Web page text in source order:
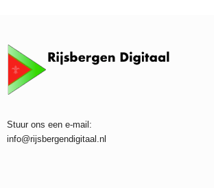
Stuur ons een e-mail:
info@rijsbergendigitaal.nl